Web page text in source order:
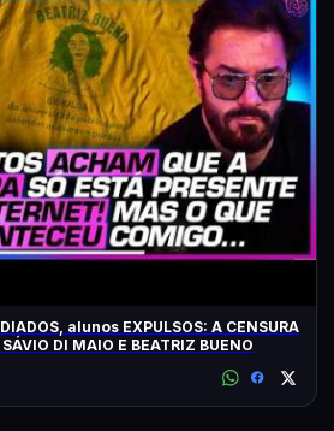
alunos EXPULSOS: A CENSURA
DI MAIO E BEATRIZ BUENO